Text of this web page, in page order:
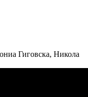
Гиговска, Никола